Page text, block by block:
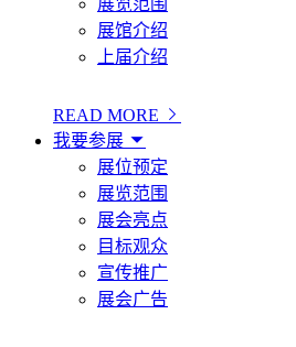
展览范围
展馆介绍
上届介绍
READ MORE
我要参展
展位预定
展览范围
展会亮点
目标观众
宣传推广
展会广告